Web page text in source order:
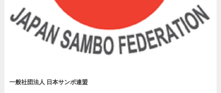
一般社団法人 日本サンボ連盟